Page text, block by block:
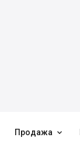
Продажа 